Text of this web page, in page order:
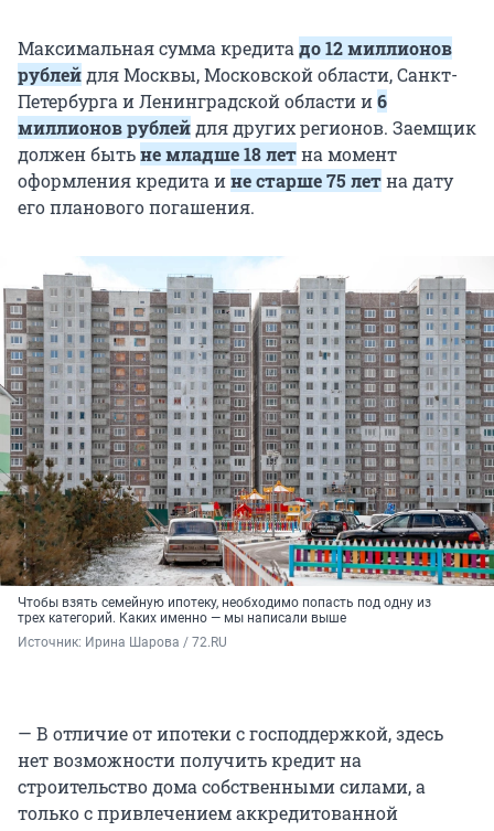
Максимальная сумма кредитадо 12 миллионов
рублейдля Москвы, Московской области, Санкт-
Петербурга и Ленинградской области и6
миллионов рублейдля других регионов. Заемщик
должен бытьне младше 18 летна момент
оформления кредита ине старше 75 летна дату
его планового погашения.
Чтобы взять семейную ипотеку, необходимо попасть под одну из
трех категорий. Каких именно — мы написали выше
Источник: Ирина Шарова / 72.RU
— В отличие от ипотеки с господдержкой, здесь
нет возможности получить кредит на
строительство дома собственными силами, а
только с привлечением аккредитованной